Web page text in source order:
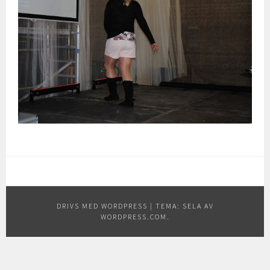
DRIVS MED WORDPRESS | TEMA: SELA AV
WORDPRESS.COM .